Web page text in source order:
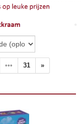
••• 31 »